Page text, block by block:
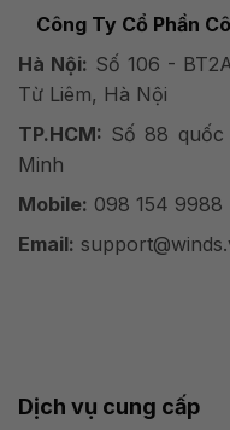
Công Ty Cổ Phần
Hà Nội: Số 106 -
Từ Liêm, Hà Nội
TP.HCM: Số 88
Minh
Mobile: 098 154 9988
Email:
Dịch vụ cung cấp